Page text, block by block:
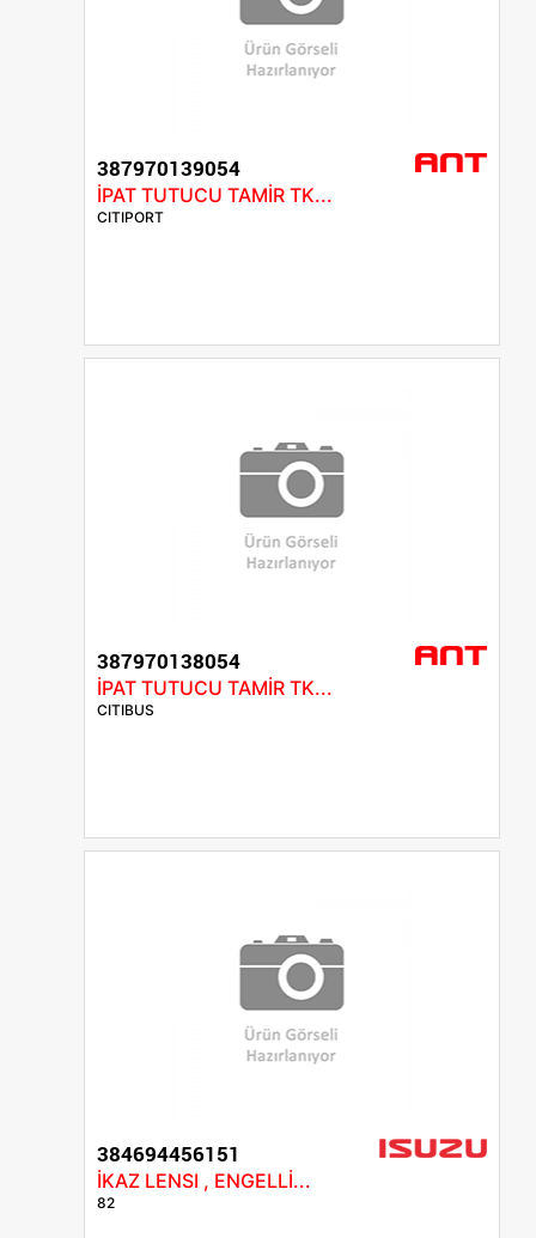
387970139054
İPAT TUTUCU TAMİR TK...
CITIPORT
387970138054
İPAT TUTUCU TAMİR TK...
CITIBUS
384694456151
İKAZ LENSI , ENGELLİ...
82